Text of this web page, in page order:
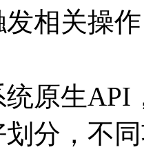
发相关操
统原生API
分，不